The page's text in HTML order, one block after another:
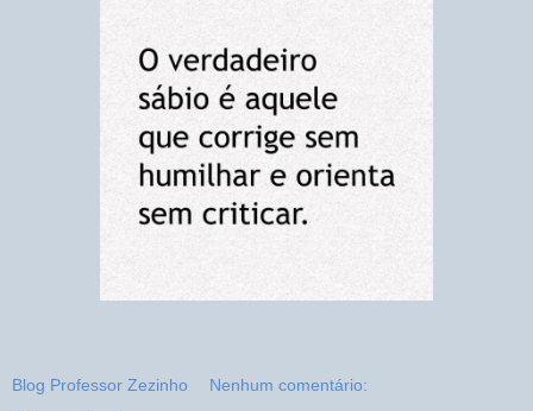
Blog Professor Zezinho Nenhum comentário: